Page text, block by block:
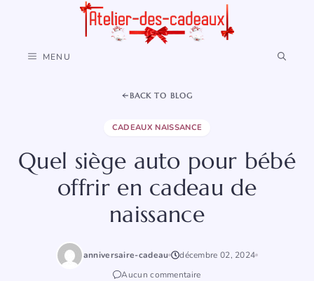
MENU
BACK TO BLOG
CADEAUX NAISSANCE
Quel siège auto pour bébé
offrir en cadeau de
naissance
anniversaire-cadeau
décembre 02, 2024
Aucun commentaire